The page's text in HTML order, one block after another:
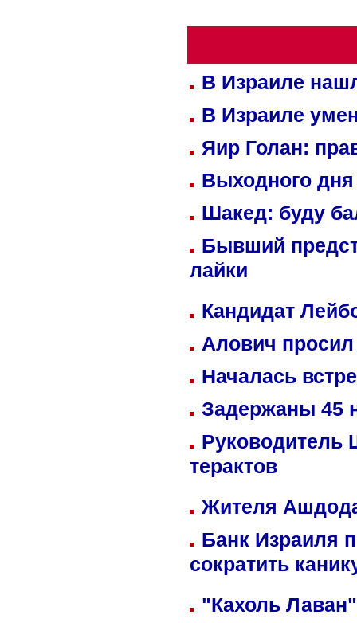
В Израиле
В Израиле
Яир Голан:
Выходного
Шакед: буду
Бывший
лайки
Кандидат
Алович просил
Началась
Задержаны 45
Руководитель
терактов
Жителя
Банк Израиля
сократить
"Кахоль